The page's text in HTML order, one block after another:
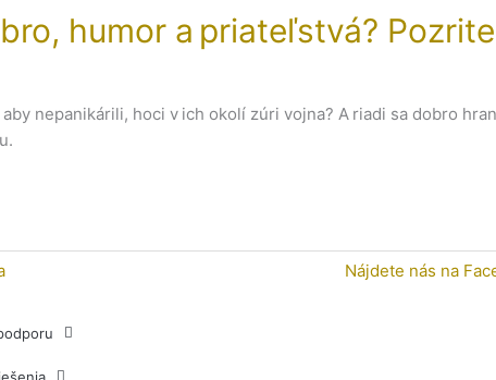
humor a priateľstvá?
nepanikárili, hoci v ich okolí zúri vojna? A riadi sa dobro
Nájdete nás na